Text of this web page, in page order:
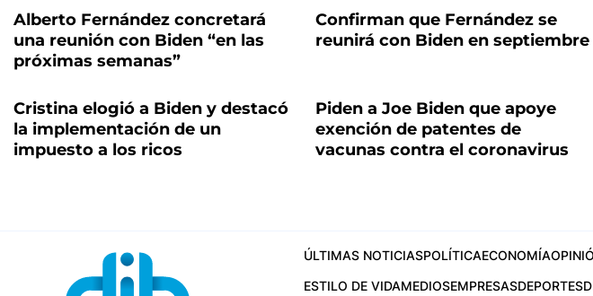
Alberto Fernández concretará
una reunión con Biden “en las
próximas semanas”
Confirman que Fernández se
reunirá con Biden en septiembre
Cristina elogió a Biden y destacó
la implementación de un
impuesto a los ricos
Piden a Joe Biden que apoye
exención de patentes de
vacunas contra el coronavirus
ÚLTIMAS NOTICIASPOLÍTICAECONOMÍA
ESTILO DE VIDAMEDIOSEMPRESASDEPORTES